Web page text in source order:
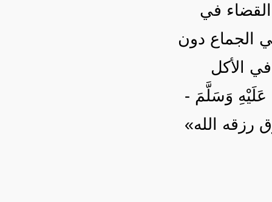
في
الجماع دون
الأكل
عَلَيْهِ وَسَلَّمَ -
رزقه الله»